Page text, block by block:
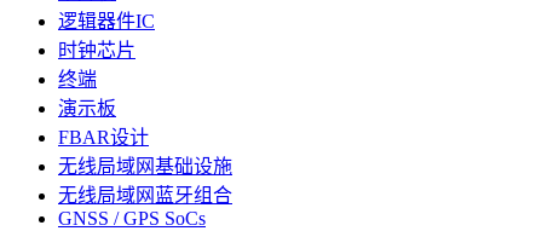
逻辑器件IC
时钟芯片
终端
演示板
FBAR设计
无线局域网基础设施
无线局域网蓝牙组合
GNSS / GPS SoCs